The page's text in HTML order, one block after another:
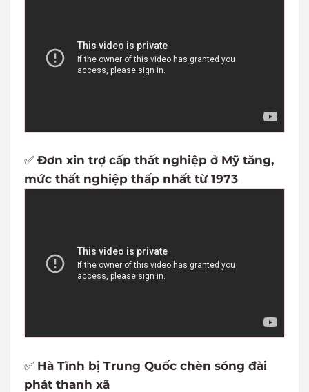
✅ Đơn xin trợ cấp thất nghiệp ở Mỹ tăng,
mức thất nghiệp thấp nhất từ 1973
✅ Hà Tĩnh bị Trung Quốc chèn sóng đài
phát thanh xã